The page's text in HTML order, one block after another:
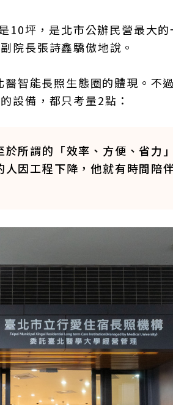
10坪，是北市公辦民營最大
院長張詩鑫驕傲地說。
智能長照生態圈的體現。不
設備，都只考量2點：
所謂的「效率、方便、省力
因工程下降，他就有時間陪